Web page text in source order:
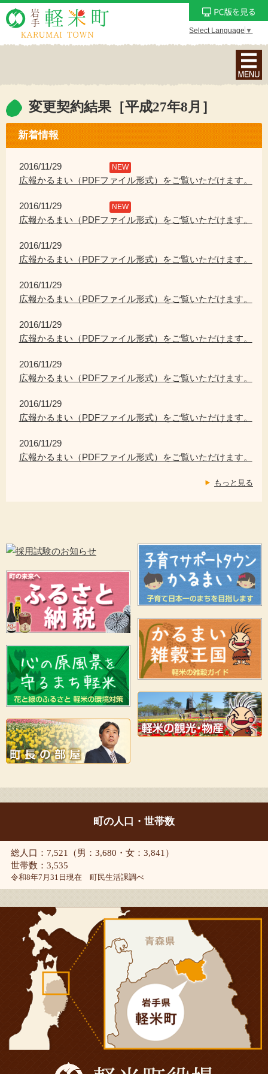
Select Language ▼
ナ
ビ
ョ
ン
ニ
を
変更契約結果［平成27年8月］
新着情報
2016/11/29 NEW
広報かるまい（PDFファイル形式）をご覧いただけます。
2016/11/29 NEW
広報かるまい（PDFファイル形式）をご覧いただけます。
2016/11/29
広報かるまい（PDFファイル形式）をご覧いただけます。
2016/11/29
広報かるまい（PDFファイル形式）をご覧いただけます。
2016/11/29
広報かるまい（PDFファイル形式）をご覧いただけます。
2016/11/29
広報かるまい（PDFファイル形式）をご覧いただけます。
2016/11/29
広報かるまい（PDFファイル形式）をご覧いただけます。
2016/11/29
広報かるまい（PDFファイル形式）をご覧いただけます。
もっと見る
町の人口・世帯数
総人口：7,521（男：3,680・女：3,841）
世帯数：3,535
令和8年7月31日現在 町民生活課調べ